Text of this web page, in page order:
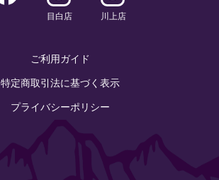
目白店 川上店
ご利用ガイド
特定商取引法に基づく表示
プライバシーポリシー